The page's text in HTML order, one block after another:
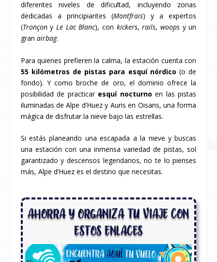
diferentes niveles de dificultad, incluyendo zonas
dedicadas a principiantes (Montfrais) y a expertos
(Tronçony Le Lac Blanc), con kickers,rails,woops y un
gran airbag.
Para quienes prefieren la calma, la estación cuenta con
55 kilómetros de pistas para esquí nórdico (o de
fondo). Y como broche de oro, el dominio ofrece la
posibilidad de practicar esquí nocturno en las pistas
iluminadas de Alpe d’Huez y Auris en Oisans, una forma
mágica de disfrutar la nieve bajo las estrellas.
Si estás planeando una escapada a la nieve y buscas
una estación con una inmensa variedad de pistas, sol
garantizado y descensos legendarios, no te lo pienses
más, Alpe d’Huez es el destino que necesitas.
AHORRA Y ORGANIZA TU VIAJE CON
ESTOS ENLACES